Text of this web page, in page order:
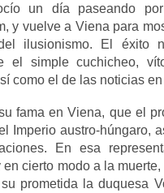
un día paseando
y vuelve a Viena para
ilusionismo. El éxito
el simple cuchicheo,
como el de las noticias
fama en Viena, que el
Imperio austro-húngaro,
En esa
en cierto modo a la
prometida la duquesa